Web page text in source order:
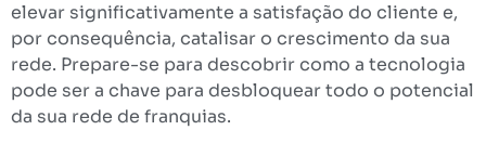
elevar significativamente a satisfação do cliente e,
por consequência, catalisar o crescimento da sua
rede. Prepare-se para descobrir como a tecnologia
pode ser a chave para desbloquear todo o potencial
da sua rede de franquias.